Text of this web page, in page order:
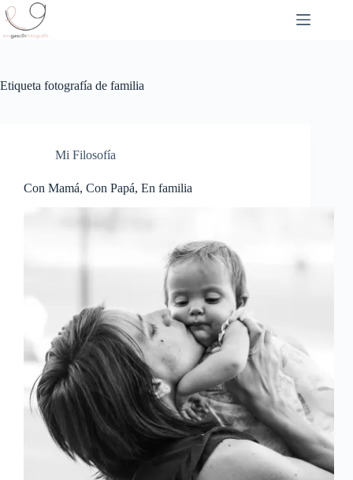
Saltar
al
contenido
Etiqueta fotografía de familia
Mi Filosofía
Con Mamá, Con Papá, En familia